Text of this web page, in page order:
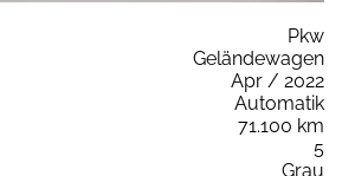
Pkw
Geländewagen
Apr / 2022
Automatik
71.100 km
5
Grau